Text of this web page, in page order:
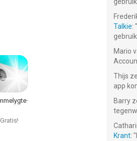
Gratis!
Talkie: "
Mario
Thijs
app
Barry
Krant: "